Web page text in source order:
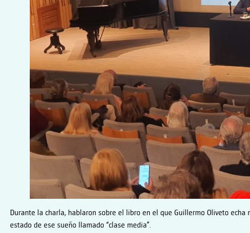
Durante la charla, hablaron sobre el libro en el que Guillermo Oliveto
estado de ese sueño llamado “clase media”.